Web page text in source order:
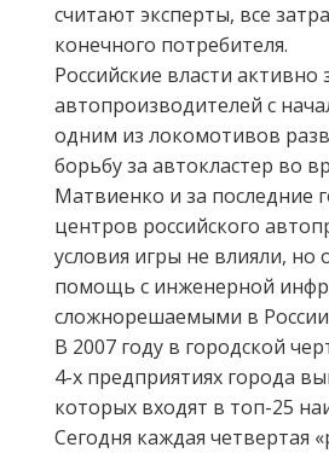
считают эксперты, все
конечного потребителя.
Российские власти
автопроизводителей с
одним из локомотивов
борьбу за автокластер во
Матвиенко и за последние
центров российского
условия игры не влияли,
помощь с инженерной
сложнорешаемыми в
В 2007 году в городской
4-х предприятиях города
которых входят в топ-25
Сегодня каждая четвертая